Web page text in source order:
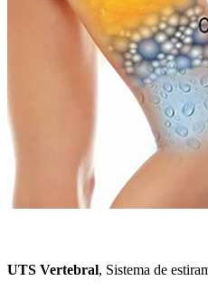
UTS Vertebral, Sistema de